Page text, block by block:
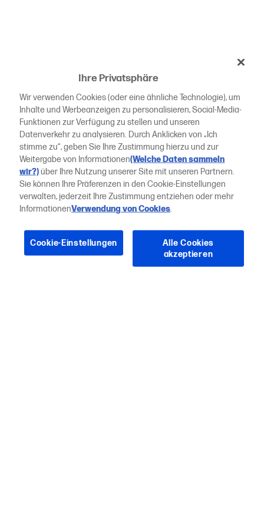
Ihre Privatsphäre
Wir verwenden Cookies (oder eine ähnliche Technologie), um
Inhalte und Werbeanzeigen zu personalisieren, Social-Media-
Funktionen zur Verfügung zu stellen und unseren
Datenverkehr zu analysieren. Durch Anklicken von „Ich
stimme zu“, geben Sie Ihre Zustimmung hierzu und zur
Weitergabe von Informationen(Welche Daten sammeln
wir?)über Ihre Nutzung unserer Site mit unseren Partnern.
Sie können Ihre Präferenzen in den Cookie-Einstellungen
verwalten, jederzeit Ihre Zustimmung entziehen oder mehr
InformationenVerwendung von Cookies.
Cookie-Einstellungen
Alle Cookies
akzeptieren